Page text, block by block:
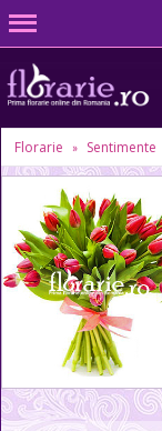
Florarie » Sentimente